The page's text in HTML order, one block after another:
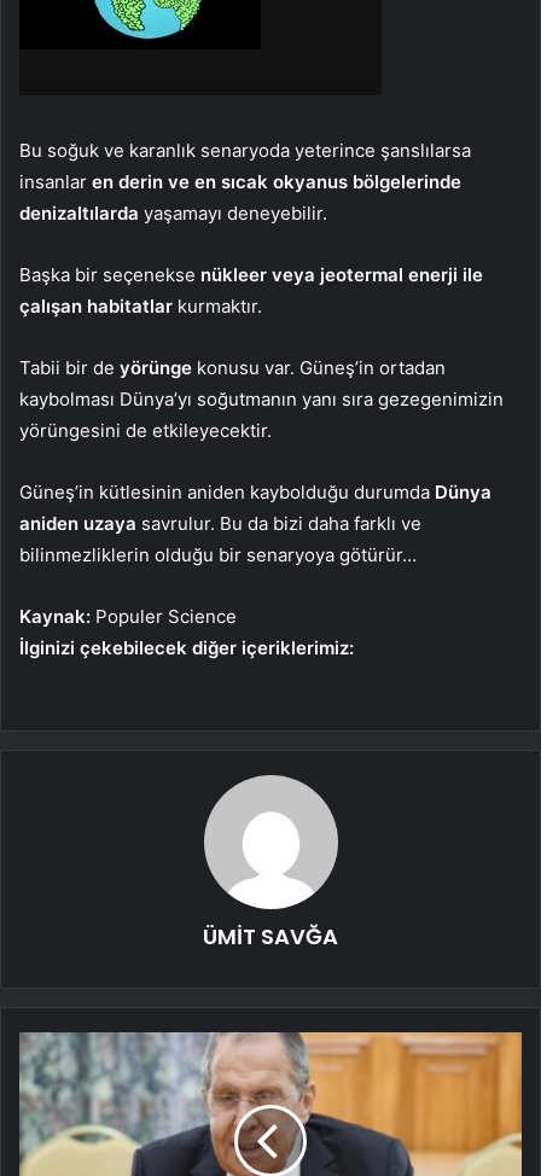
Bu soğuk ve karanlık senaryoda yeterince şanslılarsa
insanlar en derin ve en sıcak okyanus bölgelerinde
denizaltılarda yaşamayı deneyebilir.
Başka bir seçenekse nükleer veya jeotermal enerji ile
çalışan habitatlar kurmaktır.
Tabii bir de yörünge konusu var. Güneş’in ortadan
kaybolması Dünya’yı soğutmanın yanı sıra gezegenimizin
yörüngesini de etkileyecektir.
Güneş’in kütlesinin aniden kaybolduğu durumda Dünya
aniden uzaya savrulur. Bu da bizi daha farklı ve
bilinmezliklerin olduğu bir senaryoya götürür…
Kaynak: Populer Science
İlginizi çekebilecek diğer içeriklerimiz:
ÜMİT SAVĞA